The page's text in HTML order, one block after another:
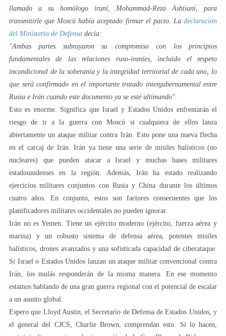
llamado a su homólogo iraní, Mohammad-Reza Ashtiani, para
transmitirle que Moscú había aceptado firmar el pacto. La declaración
del Ministerio de Defensa decía:
"Ambas partes subrayaron su compromiso con los principios
fundamentales de las relaciones ruso-iraníes, incluido el respeto
incondicional de la soberanía y la integridad territorial de cada uno, lo
que será confirmado en el importante tratado intergubernamental entre
Rusia e Irán cuando este documento ya se esté ultimando".
Esto es enorme. Significa que Israel y Estados Unidos enfrentarán el
riesgo de ir a la guerra con Moscú si cualquiera de ellos lanza
abiertamente un ataque militar contra Irán. Esto pone una nueva flecha
en el carcaj de Irán. Irán ya tiene una serie de misiles balísticos (no
nucleares) que pueden atacar a Israel y muchas bases militares
estadounidenses en la región. Además, Irán ha estado realizando
ejercicios militares conjuntos con Rusia y China durante los últimos
cuatro años. En conjunto, estos son factores consecuentes que los
planificadores militares occidentales no pueden ignorar.
Irán no es Yemen. Tiene un ejército moderno (ejército, fuerza aérea y
marina) y un robusto sistema de defensa aérea, potentes misiles
balísticos, drones avanzados y una sofisticada capacidad de ciberataque.
Si Israel o Estados Unidos lanzan un ataque militar convencional contra
Irán, los mulás responderán de la misma manera. En ese momento
estamos hablando de una gran guerra regional con el potencial de escalar
a un asunto global.
Espero que Lloyd Austin, el Secretario de Defensa de Estados Unidos, y
el general del CJCS, Charlie Brown, comprendan esto. Si lo hacen,